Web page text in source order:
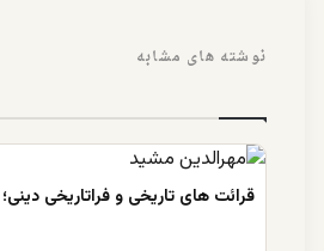
نوشته های مشابه